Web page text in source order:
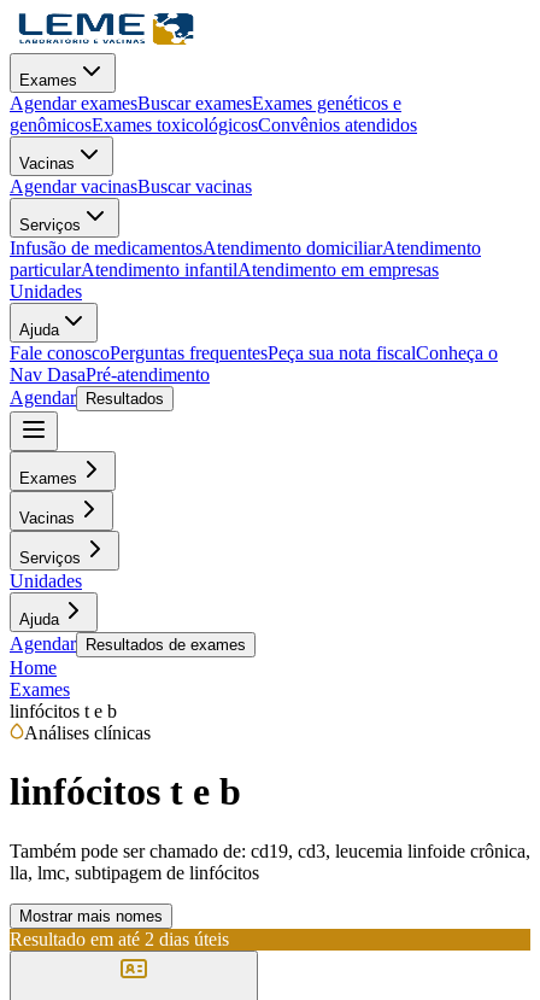
Exames
Agendar examesBuscar examesExames genéticos e
genômicosExames toxicológicosConvênios atendidos
Vacinas
Agendar vacinasBuscar vacinas
Serviços
Infusão de medicamentosAtendimento domiciliarAtendimento
particularAtendimento infantilAtendimento em empresas
Unidades
Ajuda
Fale conoscoPerguntas frequentesPeça sua nota fiscalConheça o
Nav DasaPré-atendimento
Agendar
Resultados
Exames
Vacinas
Serviços
Unidades
Ajuda
Agendar Resultados de exames
Home
Exames
linfócitos t e b
Análises clínicas
linfócitos t e b
Também pode ser chamado de: cd19, cd3, leucemia linfoide crônica,
lla, lmc, subtipagem de linfócitos
Mostrar mais nomes
Resultado em até 2 dias úteis